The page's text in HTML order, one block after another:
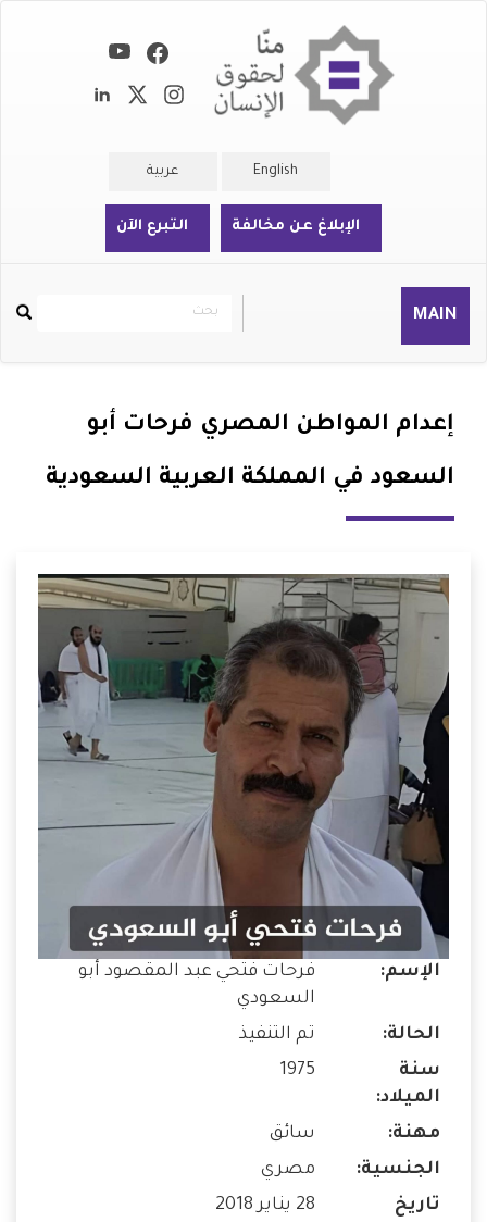
English عربية
الإبلاغ عن مخالفة التبرع الآن
MAIN
Rechercher
بحث
إعدام المواطن المصري فرحات أبو
السعود في المملكة العربية السعودية
الإسم:
فرحات فتحي عبد المقصود أبو
السعودي
الحالة:
تم التنفيذ
سنة
الميلاد:
1975
مهنة:
سائق
الجنسية:
مصري
تاريخ
28 يناير 2018